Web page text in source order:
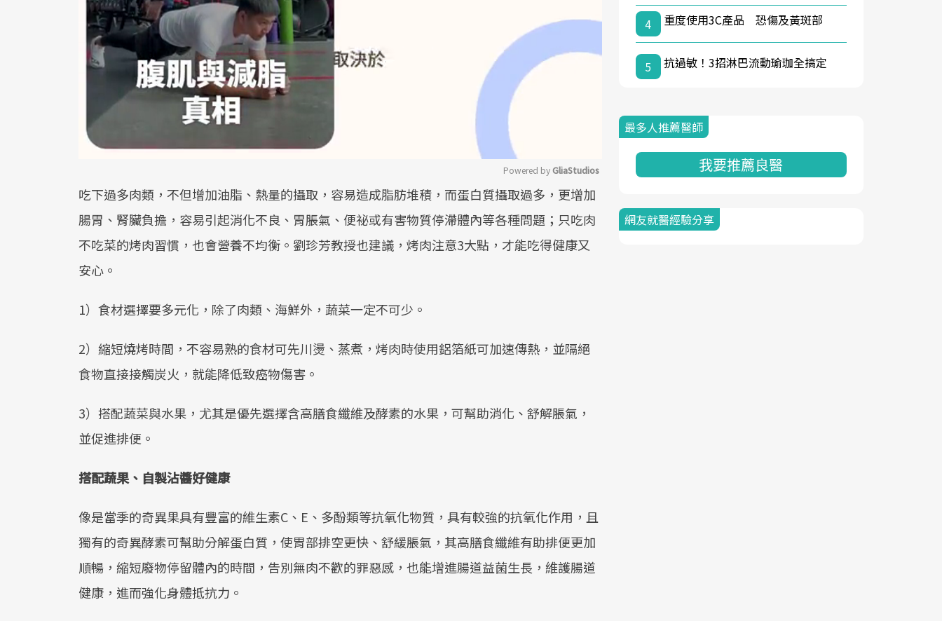
Mute
Powered by GliaStudios
吃下過多肉類，不但增加油脂、熱量的攝取，容易造成脂肪堆積，而蛋白質攝取過多，更增加
腸胃、腎臟負擔，容易引起消化不良、胃脹氣、便祕或有害物質停滯體內等各種問題；只吃肉
不吃菜的烤肉習慣，也會營養不均衡。劉珍芳教授也建議，烤肉注意3大點，才能吃得健康又
安心。
1）食材選擇要多元化，除了肉類、海鮮外，蔬菜一定不可少。
2）縮短燒烤時間，不容易熟的食材可先川燙、蒸煮，烤肉時使用鋁箔紙可加速傳熱，並隔絕
食物直接接觸炭火，就能降低致癌物傷害。
3）搭配蔬菜與水果，尤其是優先選擇含高膳食纖維及酵素的水果，可幫助消化、舒解脹氣，
並促進排便。
搭配蔬果、自製沾醬好健康
像是當季的奇異果具有豐富的維生素C、E、多酚類等抗氧化物質，具有較強的抗氧化作用，且
獨有的奇異酵素可幫助分解蛋白質，使胃部排空更快、舒緩脹氣，其高膳食纖維有助排便更加
順暢，縮短廢物停留體內的時間，告別無肉不歡的罪惡感，也能增進腸道益菌生長，維護腸道
健康，進而強化身體抵抗力。
4
重度使用3C產品 恐傷及黃斑部
5 抗過敏！3招淋巴流動瑜珈全搞定
最多人推薦醫師
我要推薦良醫
網友就醫經驗分享